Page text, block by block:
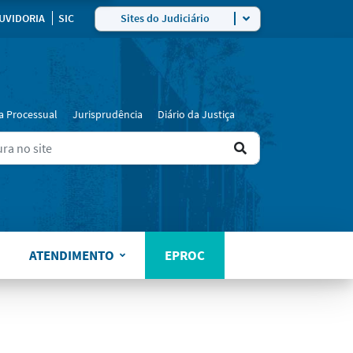
SIC Sites do Judiciário
Processual Jurisprudência Diário da Justiça
Ir
resultado
ATENDIMENTO EPROC